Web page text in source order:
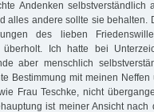
Andenken selbstverständlich
alles andere sollte sie behalten.
des lieben
überholt. Ich hatte bei
aber menschlich
Bestimmung mit meinen
Frau Teschke, nicht
ist meiner Ansicht nach